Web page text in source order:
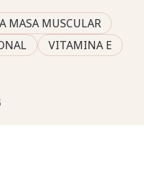
MASA MUSCULAR
VITAMINA E